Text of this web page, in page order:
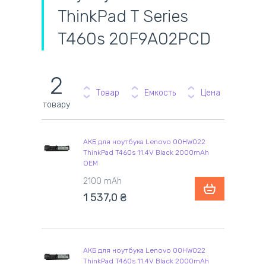
ThinkPad T Series
T460s 20F9A02PCD
2
товару
Товар Емкость Цена
АКБ для ноутбука Lenovo 00HW022
ThinkPad T460s 11.4V Black 2000mAh
OEM
2100 mAh
1 537,0 ₴
АКБ для ноутбука Lenovo 00HW022
ThinkPad T460s 11.4V Black 2000mAh